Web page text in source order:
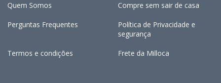
Quem Somos Compre sem sair de casa
Perguntas Frequentes
Política de Privacidade e
segurança
Termos e condições Frete da Milloca